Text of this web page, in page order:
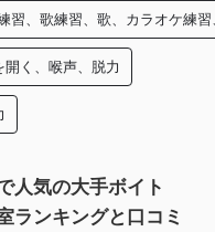
習、歌練習、歌、カラオケ練
開く、喉声、脱力
人気の大手ボイト
ランキングと口コミ